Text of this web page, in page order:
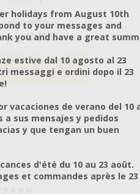
ΦΠΑ
με ΦΠΑ
holidays from August 10th
to your messages and
you and have a great
estive dal 10 agosto al 23
messaggi e ordini dopo il 23
vacaciones de verano del 10
a sus mensajes y pedidos
y que tengan un buen
d'été du 10 au 23 août.
et commandes après le 23